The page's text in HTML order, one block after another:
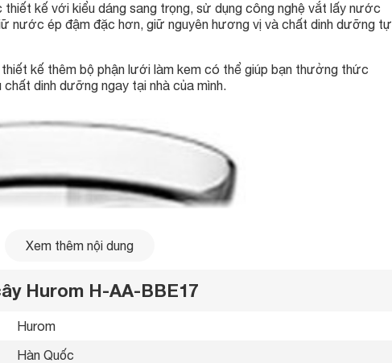
kế với kiểu dáng sang trọng, sử dụng công nghệ vắt lấy nước
nước ép đậm đặc hơn, giữ nguyên hương vị và chất dinh dưỡng tự
kế thêm bộ phận lưới làm kem có thể giúp bạn thưởng thức
dinh dưỡng ngay tại nhà của mình.
Xem thêm nội dung
Hurom H-AA-BBE17
Hurom
Hàn Quốc